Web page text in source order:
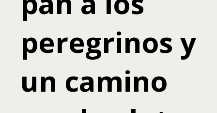
peregrinos y
un camino